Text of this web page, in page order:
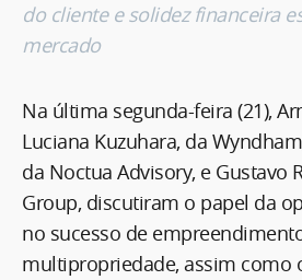
do cliente e solidez financeira
mercado
Na última segunda-feira (21),
Luciana Kuzuhara, da
da Noctua Advisory, e Gustavo
Group, discutiram o papel da
no sucesso de
multipropriedade, assim como